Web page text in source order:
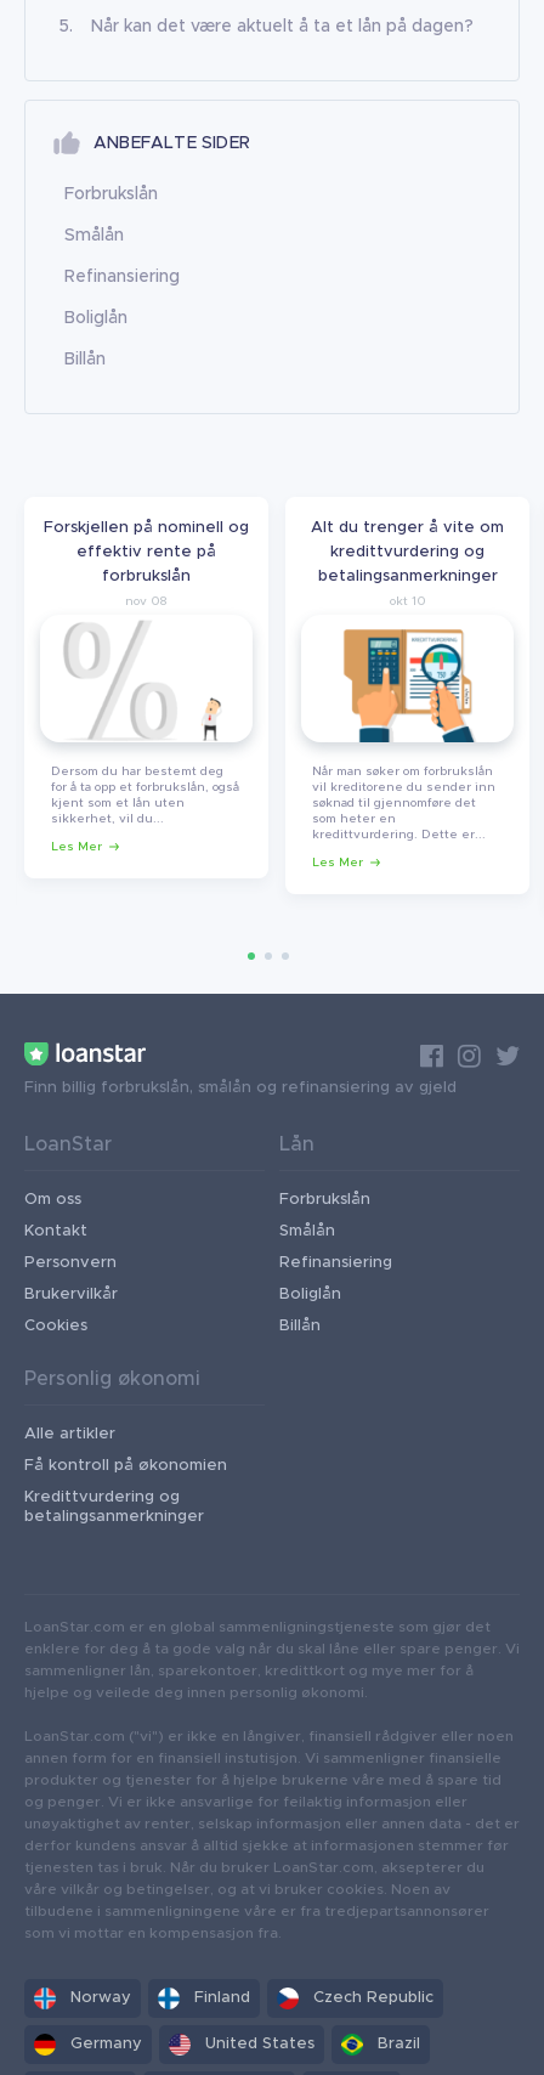
Når kan det være aktuelt å ta et lån på dagen?
ANBEFALTE SIDER
Forbrukslån
Smålån
Refinansiering
Boliglån
Billån
Forskjellen på nominell og
effektiv rente på
forbrukslån
nov 08
Dersom du har bestemt deg
for å ta opp et forbrukslån, også
kjent som et lån uten
sikkerhet, vil du...
Les Mer
Alt du trenger å vite om
kredittvurdering og
betalingsanmerkninger
okt 10
Når man søker om forbrukslån
vil kreditorene du sender inn
søknad til gjennomføre det
som heter en
kredittvurdering. Dette er...
Les Mer
Finn billig forbrukslån, smålån og refinansiering av gjeld
LoanStar
Om oss
Kontakt
Personvern
Brukervilkår
Cookies
Lån
Forbrukslån
Smålån
Refinansiering
Boliglån
Billån
Personlig økonomi
Alle artikler
Få kontroll på økonomien
Kredittvurdering og
betalingsanmerkninger
LoanStar.com er en global sammenligningstjeneste som gjør det
enklere for deg å ta gode valg når du skal låne eller spare penger. Vi
sammenligner lån, sparekontoer, kredittkort og mye mer for å
hjelpe og veilede deg innen personlig økonomi.
LoanStar.com ("vi") er ikke en långiver, finansiell rådgiver eller noen
annen form for en finansiell instutisjon. Vi sammenligner finansielle
produkter og tjenester for å hjelpe brukerne våre med å spare tid
og penger. Vi er ikke ansvarlige for feilaktig informasjon eller
unøyaktighet av renter, selskap informasjon eller annen data - det er
derfor kundens ansvar å alltid sjekke at informasjonen stemmer før
tjenesten tas i bruk. Når du bruker LoanStar.com, aksepterer du
våre vilkår og betingelser, og at vi bruker cookies. Noen av
tilbudene i sammenligningene våre er fra tredjepartsannonsører
som vi mottar en kompensasjon fra.
Norway Finland Czech Republic
Germany United States Brazil